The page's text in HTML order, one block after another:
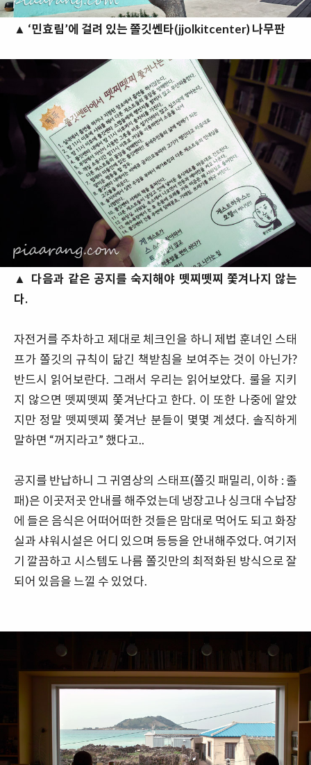
▲ ‘민효림’에 걸려 있는 쫄깃쎈타(jjolkitcenter) 나무판
▲ 다음과 같은 공지를 숙지해야 뗏찌뗏찌 쫓겨나지 않는
다.
자전거를 주차하고 제대로 체크인을 하니 제법 훈녀인 스태
프가 쫄깃의 규칙이 닮긴 책받침을 보여주는 것이 아닌가?
반드시 읽어보란다. 그래서 우리는 읽어보았다. 룰을 지키
지 않으면 뗏찌뗏찌 쫓겨난다고 한다. 이 또한 나중에 알았
지만 정말 뗏찌뗏찌 쫓겨난 분들이 몇몇 계셨다. 솔직하게
말하면 “꺼지라고” 했다고..
공지를 반납하니 그 귀염상의 스태프(쫄깃 패밀리, 이하 : 졸
패)은 이곳저곳 안내를 해주었는데 냉장고나 싱크대 수납장
에 들은 음식은 어떠어떠한 것들은 맘대로 먹어도 되고 화장
실과 샤워시설은 어디 있으며 등등을 안내해주었다. 여기저
기 깔끔하고 시스템도 나름 쫄깃만의 최적화된 방식으로 잘
되어 있음을 느낄 수 있었다.